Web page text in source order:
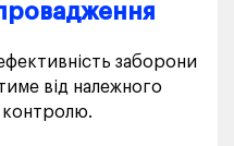
заборони
від належного
контролю.